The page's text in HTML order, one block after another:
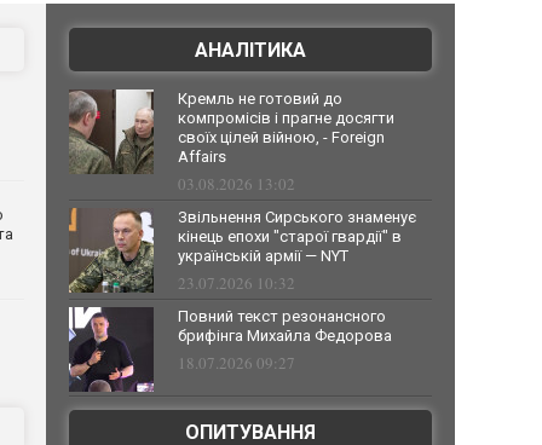
АНАЛІТИКА
Кремль не готовий до
компромісів і прагне досягти
своїх цілей війною, - Foreign
Affairs
03.08.2026 13:02
Звільнення Сирського знаменує
кінець епохи "старої гвардії" в
українській армії — NYT
23.07.2026 10:32
Повний текст резонансного
брифінга Михайла Федорова
18.07.2026 09:27
ОПИТУВАННЯ